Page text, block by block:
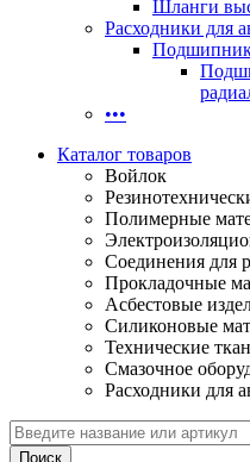
Шланги
Расходники для
•••
Каталог товаров
Войлок
Полимерные
Соединения для
Прокладочные
Асбестовые
Силиконовые
Технические
Смазочное
Расходники для